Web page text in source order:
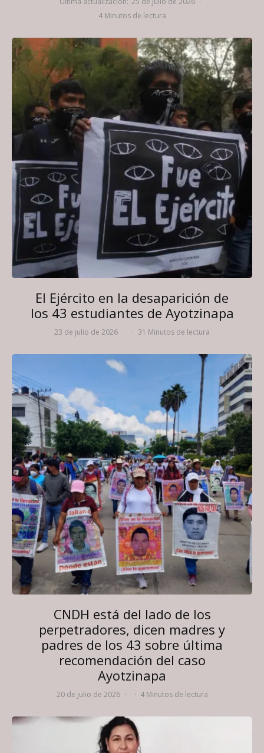
4 Minutos de lectura
El Ejército en la desaparición de
los 43 estudiantes de Ayotzinapa
23 de julio de 2026 · · 31 Minutos de lectura
CNDH está del lado de los
perpetradores, dicen madres y
padres de los 43 sobre última
recomendación del caso
Ayotzinapa
20 de julio de 2026 · · 4 Minutos de lectura